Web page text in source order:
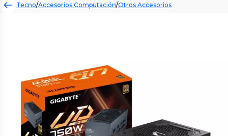
Tecno/Accesorios Computación/Otros Accesorios